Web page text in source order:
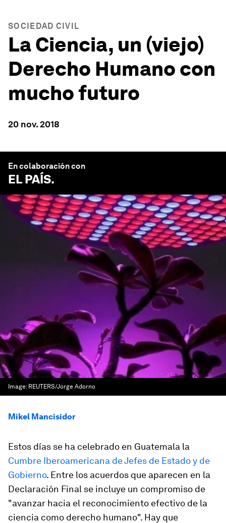
SOCIEDAD CIVIL
La Ciencia, un (viejo)
Derecho Humano con
mucho futuro
20 nov. 2018
En colaboración con
EL PAÍS.
Image: REUTERS/Jorge Adorno
Mikel Mancisidor
Estos días se ha celebrado en Guatemala la
Cumbre Iberoamericana de Jefes de Estado y de
Gobierno. Entre los acuerdos que aparecen en la
Declaración Final se incluye un compromiso de
"avanzar hacia el reconocimiento efectivo de la
ciencia como derecho humano". Hay que